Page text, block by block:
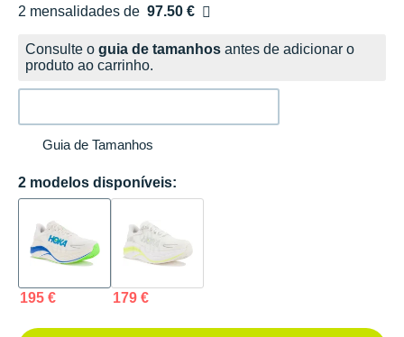
2 mensalidades de 97.50 €
sem custos
Consulte o guia de tamanhos antes de adicionar o
produto ao carrinho.
Guia de Tamanhos
2 modelos disponíveis:
195 € 179 €